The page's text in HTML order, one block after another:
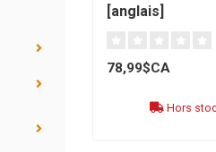
[anglais]
78,99$CA
Hors